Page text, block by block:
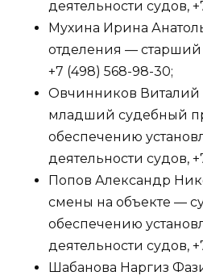
деятельности судов,
Мухина Ирина
отделения —
+7 (498) 568-98-30;
Овчинников
младший судебный
обеспечению
деятельности судов,
Попов Александр
смены на объекте —
обеспечению
деятельности судов,
Шабанова Наргиз